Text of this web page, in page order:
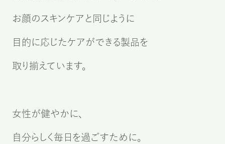
お顔のスキンケアと同じように
目的に応じたケアができる製品を
取り揃えています。
女性が健やかに、
自分らしく毎日を過ごすために。